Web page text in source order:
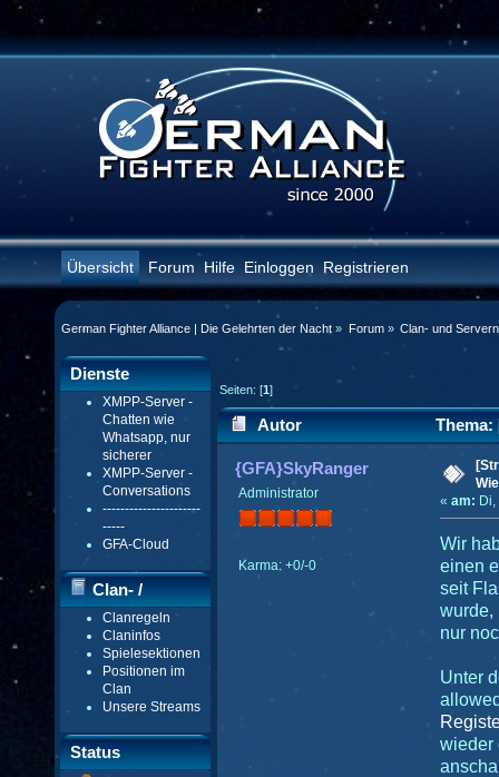
Übersicht Forum Hilfe Einloggen Registrieren
German Fighter Alliance | Die Gelehrten der Nacht » Forum» Clan- und
Dienste
XMPP-Server -
Chatten wie
Whatsapp, nur
sicherer
XMPP-Server -
Conversations
----------------------
-----
GFA-Cloud
Clan- /
Gildenmenü
Clanregeln
Claninfos
Spielesektionen
Positionen im
Clan
Unsere Streams
Status
Seiten: [1]
Autor
Thema:
(Gelesen 47330 mal)
{GFA}SkyRanger
Administrator
Karma: +0/-0
« am:
Wir
einen
seit
wurde,
nur
Unter
wieder